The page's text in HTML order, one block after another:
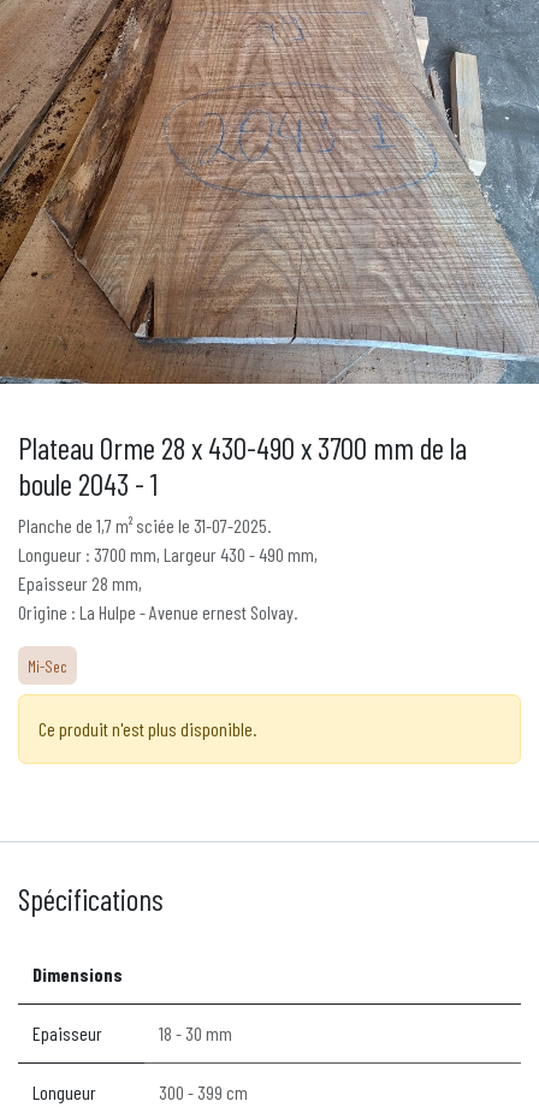
Plateau Orme 28 x 430-490 x 3700 mm de la
boule 2043 - 1
Planche de 1,7 m² sciée le 31-07-2025.
Longueur : 3700 mm, Largeur 430 - 490 mm,
Epaisseur 28 mm,
Origine : La Hulpe - Avenue ernest Solvay.
Mi-Sec
Ce produit n'est plus disponible.
Spécifications
Dimensions
Epaisseur 18 - 30 mm
Longueur 300 - 399 cm